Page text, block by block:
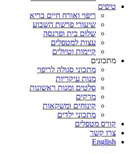
טיפים
ריפוי ואורח חיים בריא
שיעורי פרשת השבוע
שלום בית ופרנסה
עצות למטפלים
קיימות וטיולים
מתכונים
מתכוני סגולה לריפוי
מנות עיקריות
סלטים ומנות ראשונות
מרקים
קינוחים ומשקאות
מתכוני ילדים
קורס מטפלים
צרו קשר
English